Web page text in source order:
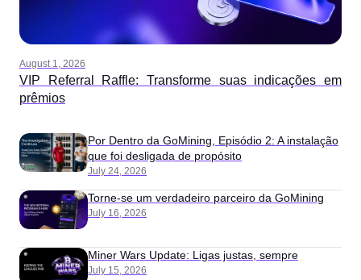
August 1, 2026
VIP Referral Raffle: Transforme suas indicações em
prêmios
July 24, 2026
Por Dentro da GoMining, Episódio 2: A instalação
que foi desligada de propósito
July 16, 2026
Torne-se um verdadeiro parceiro da GoMining
July 15, 2026
Miner Wars Update: Ligas justas, sempre